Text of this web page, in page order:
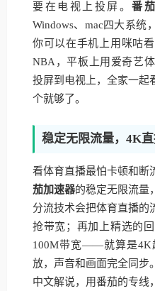
要在电视上投屏。番
Windows、mac四大系
你可以在手机上用咪咕
NBA，平板上用爱奇艺
投屏到电视上，全家一起
个就够了。
稳定无限流量，4K
看体育直播最怕卡顿和断
茄加速器的稳定无限流量
分流技术会把体育直播的
抢带宽；再加上精选的
100M带宽——就算是4K
放，声音和画面完全同步
中文解说，用番茄的专线